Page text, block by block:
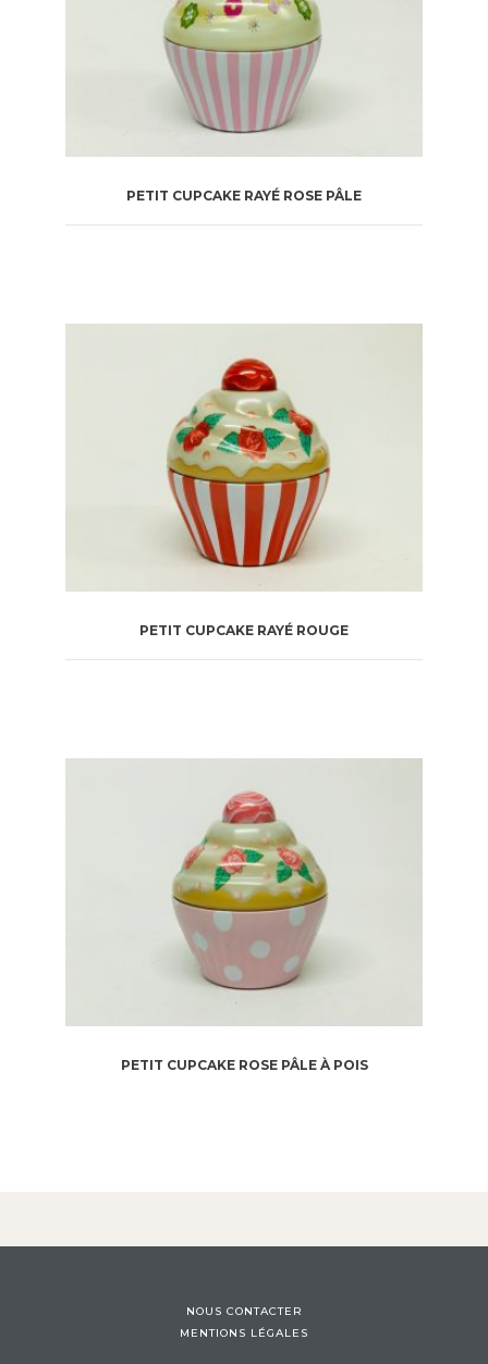
PETIT CUPCAKE RAYÉ ROSE PÂLE
PETIT CUPCAKE RAYÉ ROUGE
PETIT CUPCAKE ROSE PÂLE À POIS
NOUS CONTACTER
MENTIONS LÉGALES